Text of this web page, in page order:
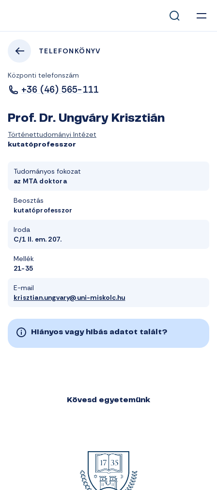
TELEFONKÖNYV
Központi telefonszám
+36 (46) 565-111
Prof. Dr. Ungváry Krisztián
Történettudományi Intézet
kutatóprofesszor
Tudományos fokozat
az MTA doktora
Beosztás
kutatóprofesszor
Iroda
C/1 II. em. 207.
Mellék
21-35
E-mail
krisztian.ungvary@uni-miskolc.hu
Hiányos vagy hibás adatot talált?
Kövesd egyetemünk